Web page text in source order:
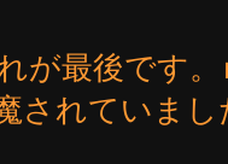
が最後です。
されていまし